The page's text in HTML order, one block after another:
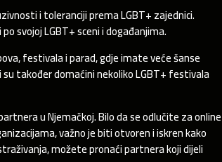
i toleranciji prema LGBT+ zajednici.
svojoj LGBT+ sceni i događanjima.
festivala i parad, gdje imate veće šanse
također domaćini nekoliko LGBT+ festivala
u Njemačkoj. Bilo da se odlučite za online
važno je biti otvoren i iskren kako
možete pronaći partnera koji dijeli